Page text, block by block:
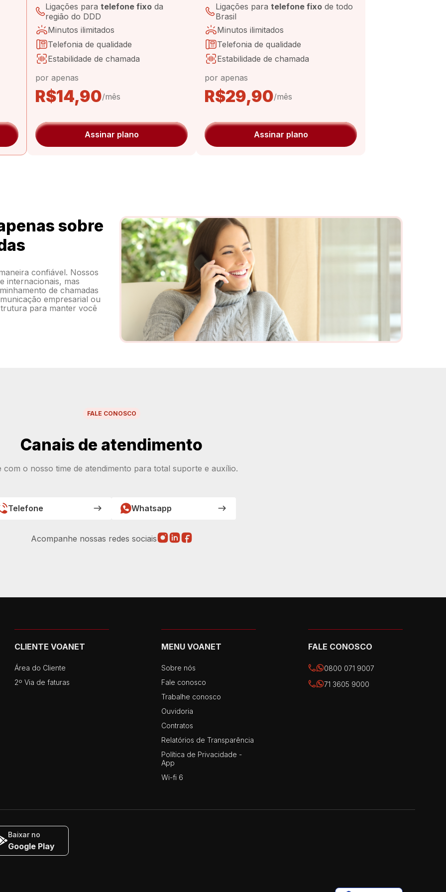
Ligações paratelefone fixo da
região do DDD
Minutos ilimitados
Telefonia de qualidade
Estabilidade de chamada
por apenas
R$14,90/mês
Assinar plano
Ligações para telefone fixode todo
Brasil
Minutos ilimitados
Telefonia de qualidade
Estabilidade de chamada
por apenas
R$29,90/mês
Assinar plano
sobre
confiável. Nossos
internacionais, mas
de chamadas
empresarial ou
para manter você
FALE CONOSCO
Canais de atendimento
com o nosso time de atendimento para total suporte e auxílio.
Telefone Whatsapp
Acompanhe nossas redes sociais
CLIENTE VOANET
Área do Cliente
2º Via de faturas
MENU VOANET
Sobre nós
Fale conosco
Trabalhe conosco
Ouvidoria
Contratos
Relatórios de Transparência
Política de Privacidade -
App
Wi-fi 6
FALE CONOSCO
0800 071 9007
71 3605 9000
Baixar no
Google Play